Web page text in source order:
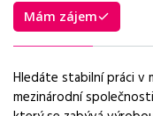
Shrnutí nabídky
Nabízíme práci
Základní
Mám zájem
Hledáte stabilní práci v
mezinárodní